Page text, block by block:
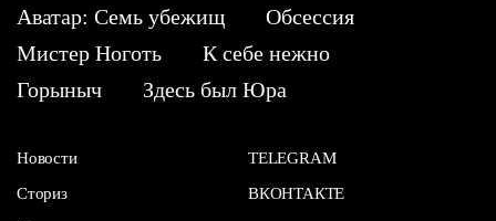
Аватар: Семь убежищ
Обсессия
Мистер Ноготь
К себе нежно
Горыныч
Здесь был Юра
Новости
Сториз
TELEGRAM
ВКОНТАКТЕ